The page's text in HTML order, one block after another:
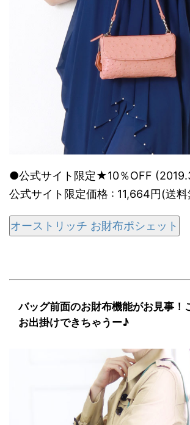
●公式サイト限定★10％OFF
公式サイト限定価格 : 11,664円(送料
オーストリッチ お財布ポシェット
バッグ前面のお財布機能がお見事！
お出掛けできちゃうー♪